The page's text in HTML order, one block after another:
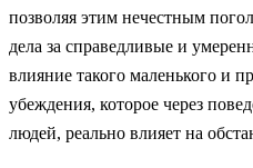
позволяя этим нечестным
дела за справедливые и
влияние такого маленького и
убеждения, которое через
людей, реально влияет на